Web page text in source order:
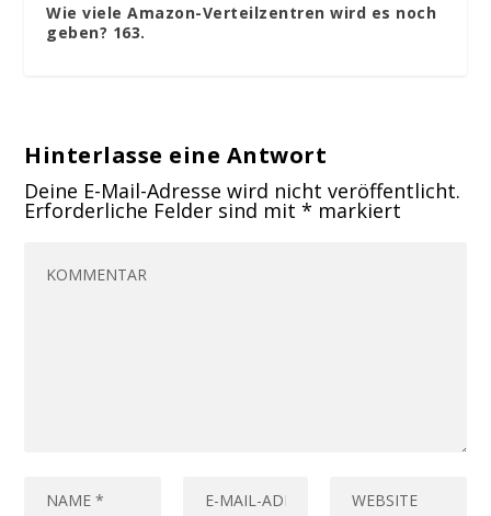
Wie viele Amazon-Verteilzentren wird es noch
geben? 163.
Hinterlasse eine Antwort
Deine E-Mail-Adresse wird nicht veröffentlicht.
Erforderliche Felder sind mit* markiert